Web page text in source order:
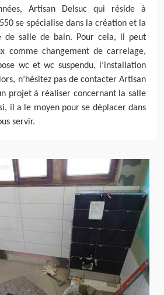
Artisan Delsuc qui réside à
se spécialise dans la création et la
de salle de bain. Pour cela, il peut
comme changement de carrelage,
wc et wc suspendu, l’installation
n’hésitez pas de contacter Artisan
projet à réaliser concernant la salle
il a le moyen pour se déplacer dans
servir.